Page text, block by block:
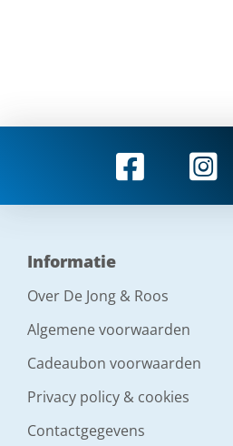
Informatie
Over De Jong & Roos
Algemene voorwaarden
Cadeaubon voorwaarden
Privacy policy & cookies
Contactgegevens